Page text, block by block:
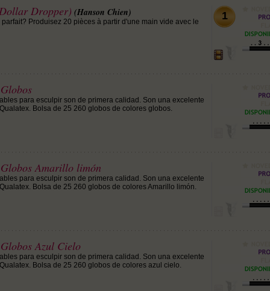
Dropper) (Hanson Chien)
Produisez 20 pièces à partir d'une main vide avec le 1
para esculpir son de primera calidad. Son una excelente
Bolsa de 25 260 globos de colores globos.
Amarillo limón
para esculpir son de primera calidad. Son una excelente
Bolsa de 25 260 globos de colores Amarillo limón.
Azul Cielo
para esculpir son de primera calidad. Son una excelente
Bolsa de 25 260 globos de colores azul cielo.